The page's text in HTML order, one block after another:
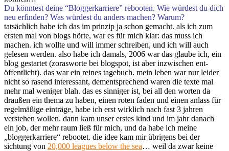
Du könntest deine “Bloggerkarriere” rebooten. Wie würdest du dich
neu erfinden? Was würdest du anders machen? Warum?
tatsächlich habe ich das im prinzip ja schon gemacht. als ich zum
ersten mal von blogs hörte, war es für mich klar: das muss ich
machen. ich wollte und will immer schreiben, und ich will auch
gelesen werden. also habe ich damals, 2006 war das glaube ich, ein
blog gestartet (zorasworte bei blogspot, ist aber inzwischen ent-
öffentlicht). das war ein reines tagebuch. mein leben war nur leider
nicht so rasend interessant, dementsprechend waren die texte mal
mehr mal weniger blah. das es sinniger ist, bei all den worten da
draußen ein thema zu haben, einen roten faden und einen anlass für
regelmäßige einträge, habe ich erst wirklich nach fast 3 jahren
verstehen wollen. dann kam unser erstes kind und im jahr danach
ein job, der mehr raum ließ für mich, und da habe ich meine
„bloggerkarriere“ rebootet. die idee kam mir übrigens bei der
sichtung von 20,000 leagues below the sea… weil da zwar keine